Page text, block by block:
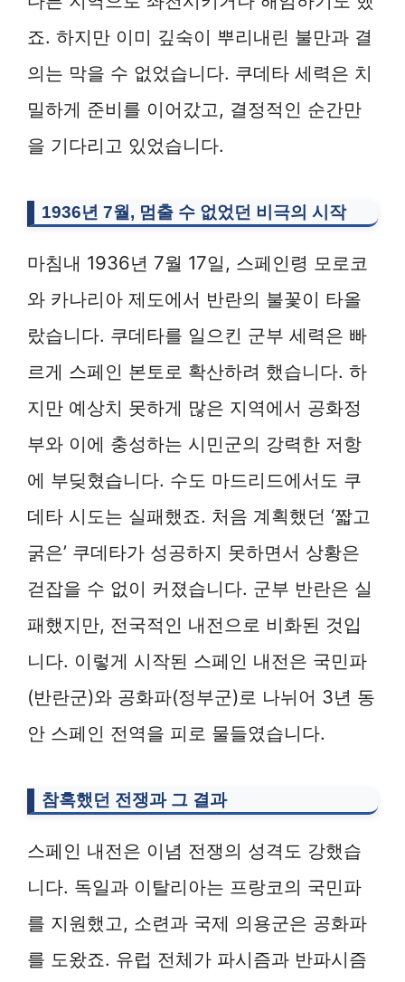
죠. 하지만 이미 깊숙이 뿌리내린 불만과 결
의는 막을 수 없었습니다. 쿠데타 세력은 치
밀하게 준비를 이어갔고, 결정적인 순간만
을 기다리고 있었습니다.
1936년 7월, 멈출 수 없었던 비극의 시작
마침내 1936년 7월 17일, 스페인령 모로코
와 카나리아 제도에서 반란의 불꽃이 타올
랐습니다. 쿠데타를 일으킨 군부 세력은 빠
르게 스페인 본토로 확산하려 했습니다. 하
지만 예상치 못하게 많은 지역에서 공화정
부와 이에 충성하는 시민군의 강력한 저항
에 부딪혔습니다. 수도 마드리드에서도 쿠
데타 시도는 실패했죠. 처음 계획했던 ‘짧고
굵은’ 쿠데타가 성공하지 못하면서 상황은
걷잡을 수 없이 커졌습니다. 군부 반란은 실
패했지만, 전국적인 내전으로 비화된 것입
니다. 이렇게 시작된 스페인 내전은 국민파
(반란군)와 공화파(정부군)로 나뉘어 3년 동
안 스페인 전역을 피로 물들였습니다.
참혹했던 전쟁과 그 결과
스페인 내전은 이념 전쟁의 성격도 강했습
니다. 독일과 이탈리아는 프랑코의 국민파
를 지원했고, 소련과 국제 의용군은 공화파
를 도왔죠. 유럽 전체가 파시즘과 반파시즘